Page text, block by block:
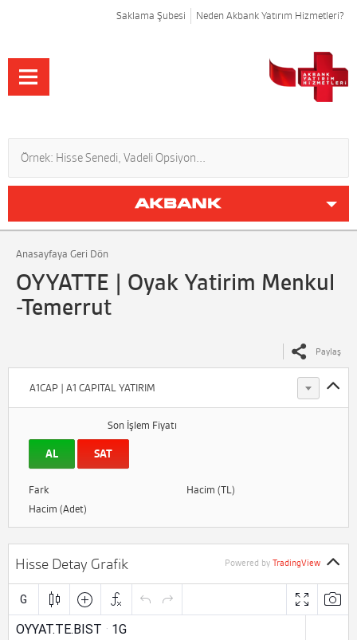
Saklama Şubesi Neden Akbank Yatırım Hizmetleri?
Anasayfaya Geri Dön
OYYATTE | Oyak Yatirim Menkul
-Temerrut
Paylaş
A1CAP | A1 CAPITAL YATIRIM
Son İşlem Fiyatı
AL SAT
Fark
Hacim (TL)
Hacim (Adet)
Hisse Detay Grafik Powered by TradingView